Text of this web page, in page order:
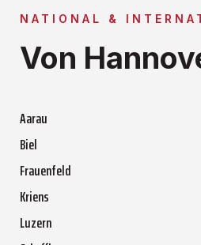
NATIONAL &
Von
Aarau
Biel
Frauenfeld
Kriens
Luzern